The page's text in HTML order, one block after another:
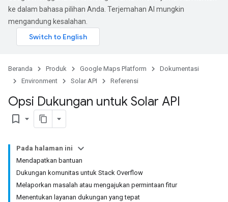
ke dalam bahasa pilihan Anda. Terjemahan AI mungkin
mengandung kesalahan.
Beranda Produk Google Maps Platform
Dokumentasi
Environment
Solar API Referensi
Opsi Dukungan untuk Solar API
bookmark_border
Pada halaman ini
Mendapatkan bantuan
Dukungan komunitas untuk Stack Overflow
Melaporkan masalah atau mengajukan permintaan fitur
Menentukan layanan dukungan yang tepat